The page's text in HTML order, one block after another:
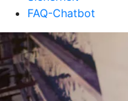
FAQ-Chatbot